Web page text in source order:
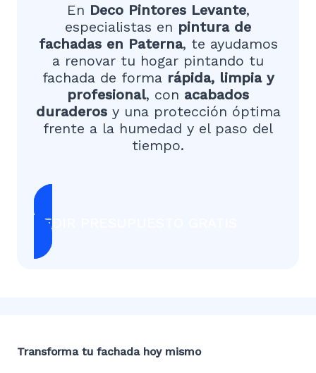
En Deco Pintores Levante,
especialistas en pintura de
fachadas en Paterna, te ayudamos
a renovar tu hogar pintando tu
fachada de forma rápida, limpia y
profesional, con acabados
duraderosy una protección óptima
frente a la humedad y el paso del
tiempo.
PEDIR PRESUPUESTO GRATIS
Transforma tu fachada hoy mismo